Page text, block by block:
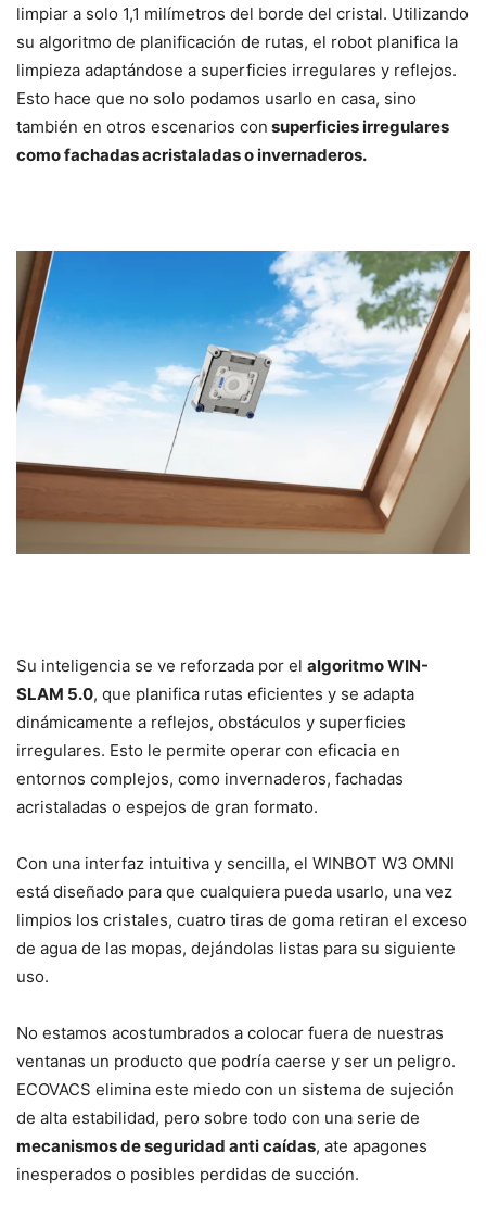
limpiar a solo 1,1 milímetros del borde del cristal. Utilizando
su algoritmo de planificación de rutas, el robot planifica la
limpieza adaptándose a superficies irregulares y reflejos.
Esto hace que no solo podamos usarlo en casa, sino
también en otros escenarios con superficies irregulares
como fachadas acristaladas o invernaderos.
Su inteligencia se ve reforzada por el algoritmo WIN-
SLAM 5.0, que planifica rutas eficientes y se adapta
dinámicamente a reflejos, obstáculos y superficies
irregulares. Esto le permite operar con eficacia en
entornos complejos, como invernaderos, fachadas
acristaladas o espejos de gran formato.
Con una interfaz intuitiva y sencilla, el WINBOT W3 OMNI
está diseñado para que cualquiera pueda usarlo, una vez
limpios los cristales, cuatro tiras de goma retiran el exceso
de agua de las mopas, dejándolas listas para su siguiente
uso.
No estamos acostumbrados a colocar fuera de nuestras
ventanas un producto que podría caerse y ser un peligro.
ECOVACS elimina este miedo con un sistema de sujeción
de alta estabilidad, pero sobre todo con una serie de
mecanismos de seguridad anti caídas, ate apagones
inesperados o posibles perdidas de succión.